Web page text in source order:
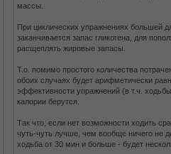
массы.
При циклических упражнениях большей
заканчивается запас гликогена, для
расщеплять жировые запасы.
Т.о. помимо простого количества
обоих случаях будет арифметически
эффективности упражнений (в т.ч.
калории берутся.
Так что, если нет возможности ходить
чуть-чуть лучше, чем вообще ничего не
ходьба от 30 мин и больше - будет